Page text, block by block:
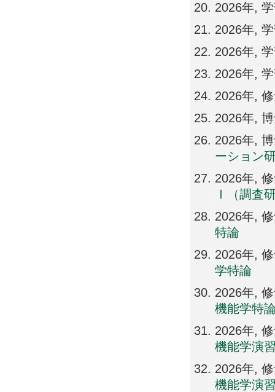
2026年,
2026年,
2026年,
2026年,
2026年,
2026年,
2026年,
ーション
2026年,
Ⅰ（調査
2026年,
特論
2026年,
学特論
2026年,
機能学特
2026年,
機能学演
2026年,
機能学演